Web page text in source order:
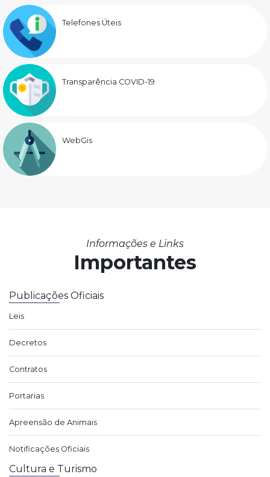
Telefones Úteis
Transparência COVID-19
WebGis
Informações e Links
Importantes
Publicações Oficiais
Leis
Decretos
Contratos
Portarias
Apreensão de Animais
Notificações Oficiais
Cultura e Turismo